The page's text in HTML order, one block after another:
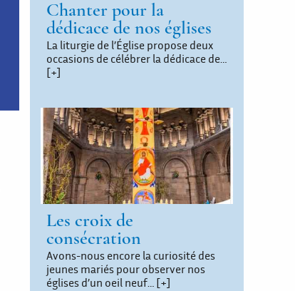
Chanter pour la
dédicace de nos églises
La liturgie de l’Église propose deux
occasions de célébrer la dédicace de…
[+]
Les croix de
consécration
Avons-nous encore la curiosité des
jeunes mariés pour observer nos
églises d’un oeil neuf… [+]